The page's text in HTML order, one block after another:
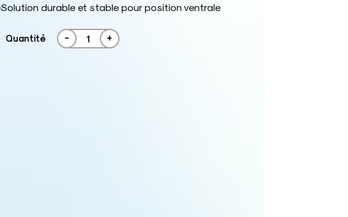
Solution durable et stable pour position ventrale
Quantité - +